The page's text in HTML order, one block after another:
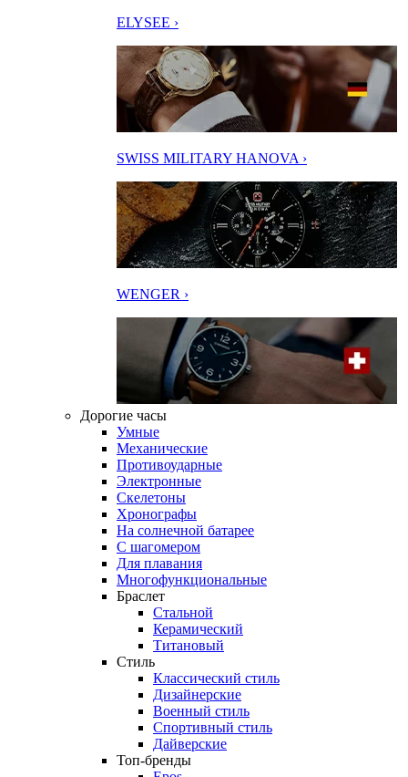
ELYSEE ›
SWISS MILITARY HANOVA ›
WENGER ›
Дорогие часы
Умные
Механические
Противоударные
Электронные
Скелетоны
Хронографы
На солнечной батарее
С шагомером
Для плавания
Многофункциональные
Браслет
Стальной
Керамический
Титановый
Стиль
Классический стиль
Дизайнерские
Военный стиль
Спортивный стиль
Дайверские
Топ-бренды